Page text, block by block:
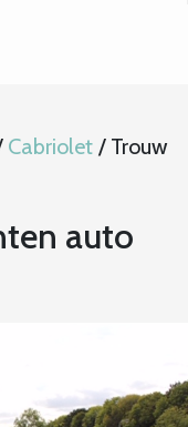
Cabriolet / Trouw
auto